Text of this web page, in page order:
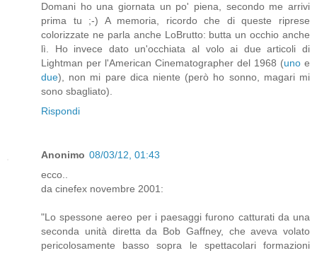
Domani ho una giornata un po' piena, secondo me arrivi
prima tu ;-) A memoria, ricordo che di queste riprese
colorizzate ne parla anche LoBrutto: butta un occhio anche
lì. Ho invece dato un'occhiata al volo ai due articoli di
Lightman per l'American Cinematographer del 1968 (uno e
due), non mi pare dica niente (però ho sonno, magari mi
sono sbagliato).
Rispondi
Anonimo 08/03/12, 01:43
ecco..
da cinefex novembre 2001:
"Lo spessone aereo per i paesaggi furono catturati da una
seconda unità diretta da Bob Gaffney, che aveva volato
pericolosamente basso sopra le spettacolari formazioni